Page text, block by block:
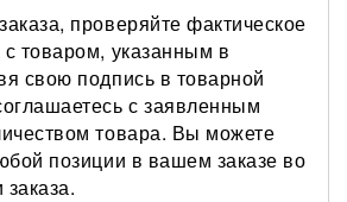
проверяйте фактическое
товаром, указанным в
свою подпись в товарной
с заявленным
товара. Вы можете
позиции в вашем заказе во